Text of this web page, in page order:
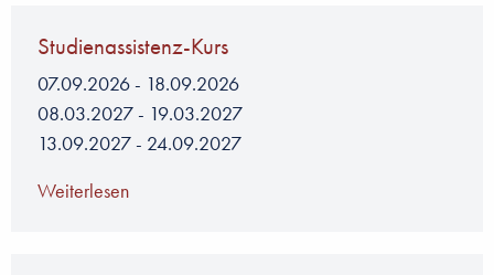
Studienassistenz-Kurs
07.09.2026 - 18.09.2026
08.03.2027 - 19.03.2027
13.09.2027 - 24.09.2027
Weiterlesen